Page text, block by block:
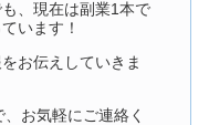
、現在は副業1本で
います！
お伝えしていきま
お気軽にご連絡く